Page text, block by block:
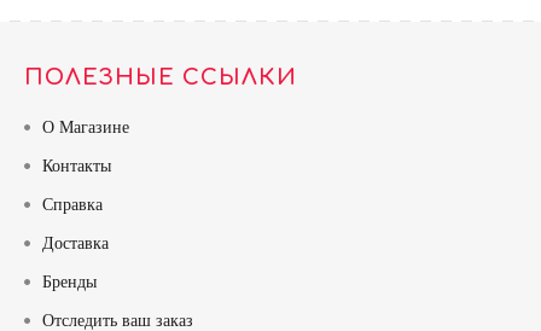
ПОЛЕЗНЫЕ ССЫЛКИ
О Магазине
Контакты
Справка
Доставка
Бренды
Отследить ваш заказ